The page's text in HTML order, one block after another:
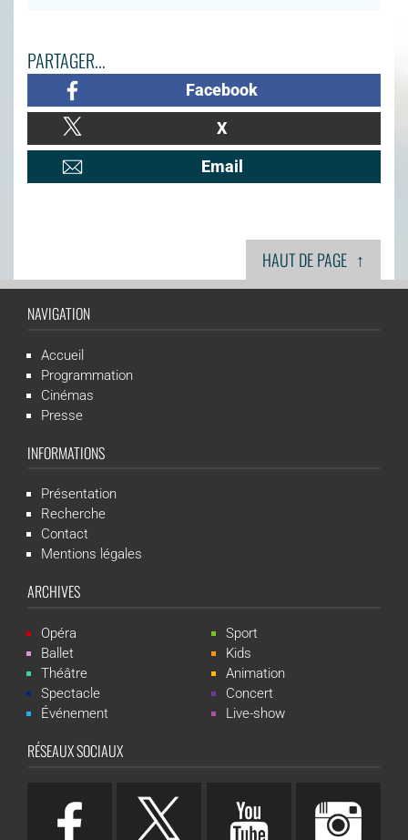
PARTAGER...
Facebook
X
Email
HAUT DE PAGE ↑
NAVIGATION
Accueil
Programmation
Cinémas
Presse
INFORMATIONS
Présentation
Recherche
Contact
Mentions légales
ARCHIVES
Opéra
Ballet
Théâtre
Spectacle
Événement
Sport
Kids
Animation
Concert
Live-show
RÉSEAUX SOCIAUX